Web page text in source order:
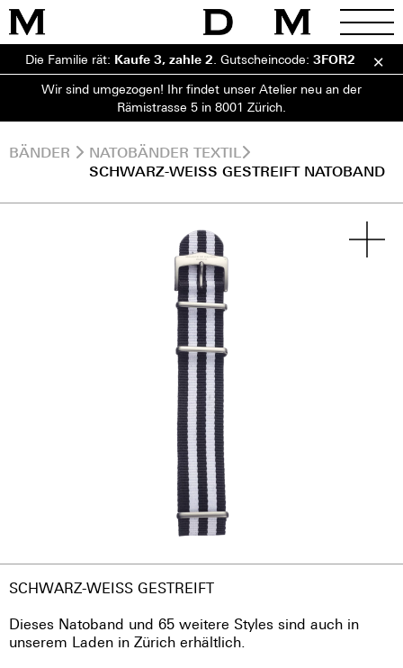
Die Familie rät: Kaufe 3, zahle 2 Gutscheincode: 3FOR2
Wir sind umgezogen! Ihr findet unser Atelier neu an der
Rämistrasse 5 in 8001 Zürich.
BÄNDER
NATOBÄNDER TEXTIL
SCHWARZ-WEISS GESTREIFT NATOBAND
SCHWARZ-WEISS GESTREIFT
Dieses Natoband und 65 weitere Styles sind auch in
unserem Laden in Zürich erhältlich.